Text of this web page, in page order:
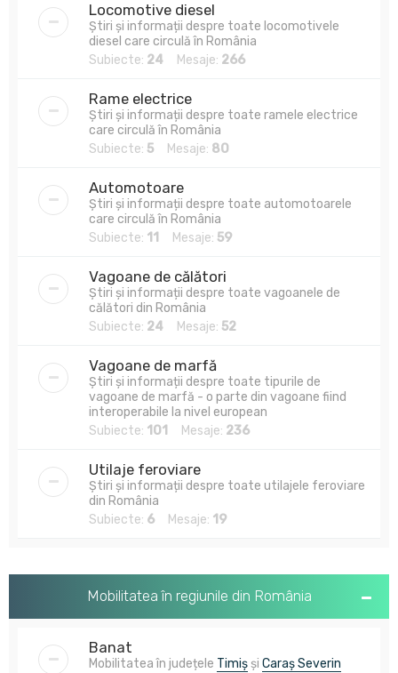
Locomotive diesel
Știri și informații despre toate locomotivele
diesel care circulă în România
Subiecte: 24 Mesaje: 266
Rame electrice
Știri și informații despre toate ramele electrice
care circulă în România
Subiecte: 5 Mesaje: 80
Automotoare
Știri și informații despre toate automotoarele
care circulă în România
Subiecte: 11 Mesaje: 59
Vagoane de călători
Știri și informații despre toate vagoanele de
călători din România
Subiecte: 24 Mesaje: 52
Vagoane de marfă
Știri și informații despre toate tipurile de
vagoane de marfă - o parte din vagoane fiind
interoperabile la nivel european
Subiecte: 101 Mesaje: 236
Utilaje feroviare
Știri și informații despre toate utilajele feroviare
din România
Subiecte: 6 Mesaje: 19
Mobilitatea în regiunile din România
Banat
Mobilitatea în județele Timișși Caraș Severin